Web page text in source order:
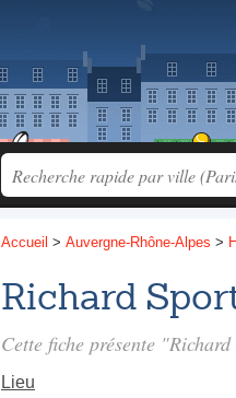
Accueil > Auvergne-Rhône-Alpes >
Richard
Cette fiche présente
Lieu